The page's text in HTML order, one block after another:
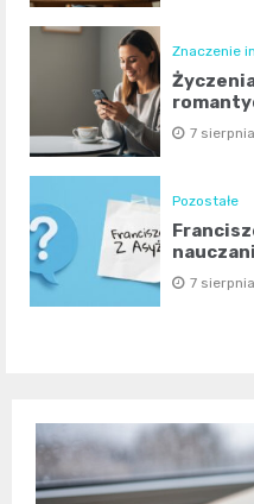
Znaczenie
7
Pozostałe
7